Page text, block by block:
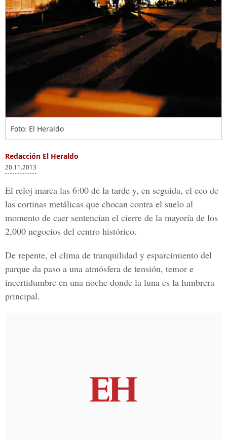
Foto: El Heraldo
Redacción El Heraldo
20.11.2013
El reloj marca las 6:00 de la tarde y, en seguida, el eco de
las cortinas metálicas que chocan contra el suelo al
momento de caer sentencian el cierre de la mayoría de los
2,000 negocios del centro histórico.
De repente, el clima de tranquilidad y esparcimiento del
parque da paso a una atmósfera de tensión, temor e
incertidumbre en una noche donde la luna es la lumbrera
principal.